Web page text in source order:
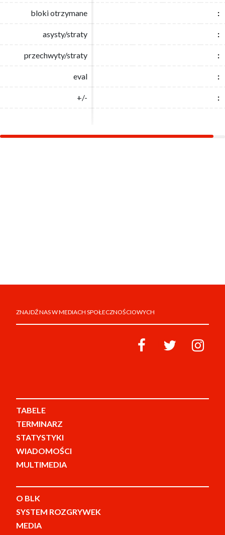
bloki otrzymane :
asysty/straty :
przechwyty/straty :
eval :
+/- :
bloki otrzymane :
asysty/straty :
przechwyty/straty :
eval :
+/- :
ZNAJDŹ NAS W MEDIACH SPOŁECZNOŚCIOWYCH
TABELE
TERMINARZ
STATYSTYKI
WIADOMOŚCI
MULTIMEDIA
O BLK
SYSTEM ROZGRYWEK
MEDIA